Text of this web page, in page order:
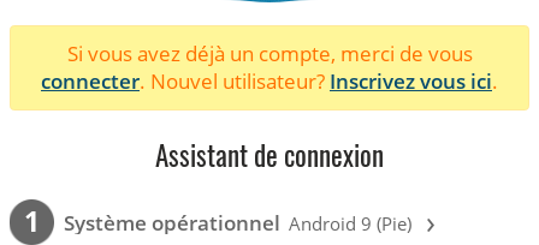
Si vous avez déjà un compte, merci de vous
connecter. Nouvel utilisateur? Inscrivez vous ici.
Assistant de connexion
1 Système opérationnel Android 9 (Pie) ›